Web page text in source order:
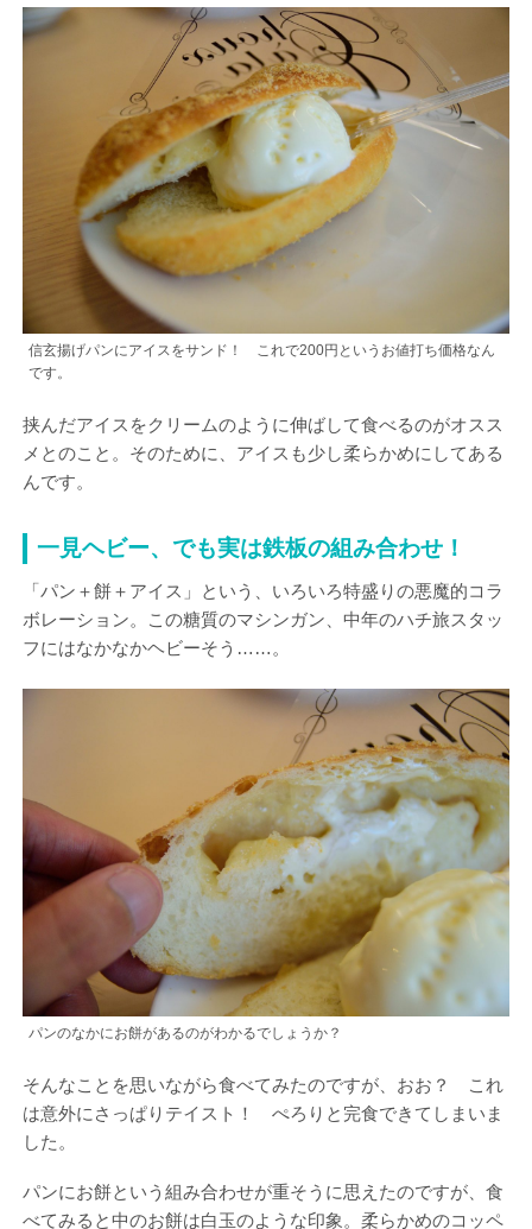
信玄揚げパンにアイスをサンド！ これで200円というお値打ち価格なん
です。
挟んだアイスをクリームのように伸ばして食べるのがオスス
メとのこと。そのために、アイスも少し柔らかめにしてある
んです。
一見ヘビー、でも実は鉄板の組み合わせ！
「パン＋餅＋アイス」という、いろいろ特盛りの悪魔的コラ
ボレーション。この糖質のマシンガン、中年のハチ旅スタッ
フにはなかなかヘビーそう……。
パンのなかにお餅があるのがわかるでしょうか？
そんなことを思いながら食べてみたのですが、おお？ これ
は意外にさっぱりテイスト！ ぺろりと完食できてしまいま
した。
パンにお餅という組み合わせが重そうに思えたのですが、食
べてみると中のお餅は白玉のような印象。柔らかめのコッペ